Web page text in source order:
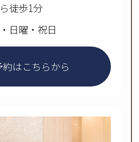
徒歩1分
日曜・祝日
約はこちらから